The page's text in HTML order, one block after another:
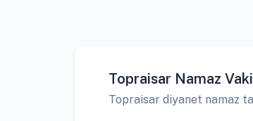
Topraisar Namaz
Topraisar diyanet namaz